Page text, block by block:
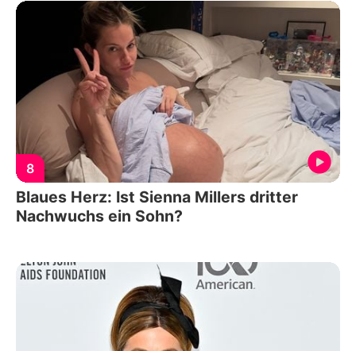
8
Blaues Herz: Ist Sienna Millers dritter
Nachwuchs ein Sohn?